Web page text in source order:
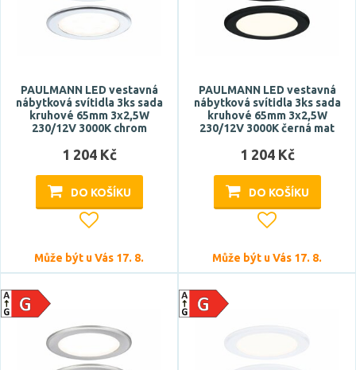
50 mm
54 mm
Montážní hloubka
PAULMANN LED vestavná
nábytková svítidla 3ks sada
kruhové 65mm 3x2,5W
230/12V 3000K chrom
1 204 Kč
DO KOŠÍKU
Může být u Vás 17. 8.
PAULMANN LED vestavná
nábytková svítidla 3ks sada
kruhové 65mm 3x2,5W
230/12V 3000K černá mat
1 204 Kč
DO KOŠÍKU
Může být u Vás 17. 8.